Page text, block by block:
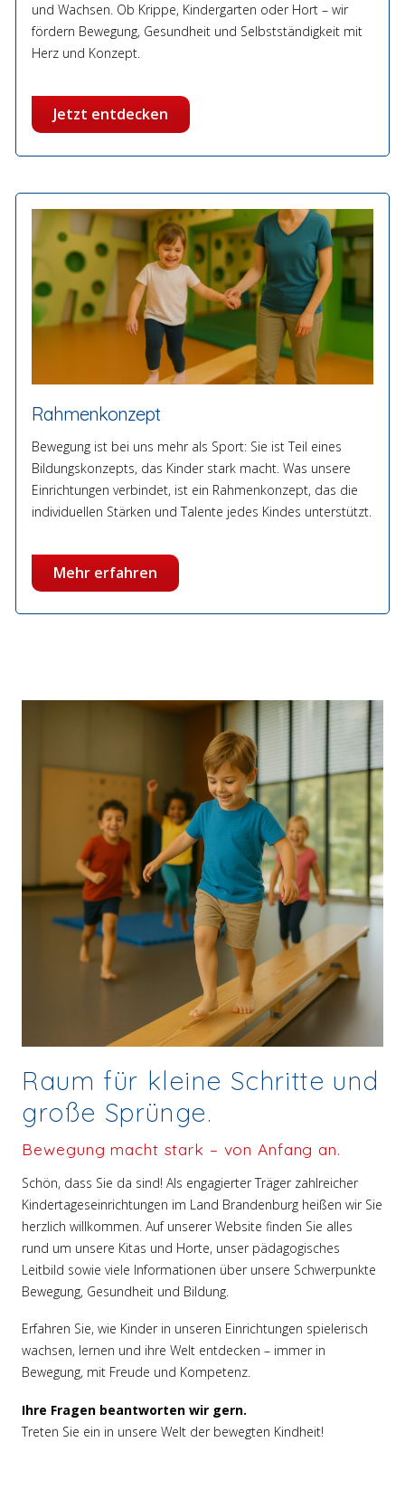
und Wachsen. Ob Krippe, Kindergarten oder Hort – wir
fördern Bewegung, Gesundheit und Selbstständigkeit mit
Herz und Konzept.
Jetzt entdecken
Rahmenkonzept
Bewegung ist bei uns mehr als Sport: Sie ist Teil eines
Bildungskonzepts, das Kinder stark macht. Was unsere
Einrichtungen verbindet, ist ein Rahmenkonzept, das die
individuellen Stärken und Talente jedes Kindes unterstützt.
Mehr erfahren
Raum für kleine Schritte und
große Sprünge.
Bewegung macht stark – von Anfang an.
Schön, dass Sie da sind! Als engagierter Träger zahlreicher
Kindertageseinrichtungen im Land Brandenburg heißen wir Sie
herzlich willkommen. Auf unserer Website finden Sie alles
rund um unsere Kitas und Horte, unser pädagogisches
Leitbild sowie viele Informationen über unsere Schwerpunkte
Bewegung, Gesundheit und Bildung.
Erfahren Sie, wie Kinder in unseren Einrichtungen spielerisch
wachsen, lernen und ihre Welt entdecken – immer in
Bewegung, mit Freude und Kompetenz.
Ihre Fragen beantworten wir gern.
Treten Sie ein in unsere Welt der bewegten Kindheit!